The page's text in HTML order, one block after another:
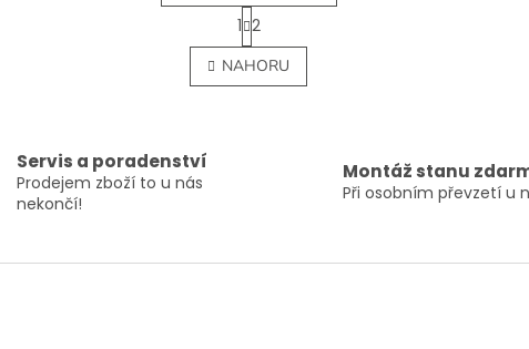
O
v
l
k
S
t
r
á
n
1 2
NAHORU
Servis a poradenství
Prodejem zboží to u nás
nekončí!
Montáž stanu
Při osobním převzetí u